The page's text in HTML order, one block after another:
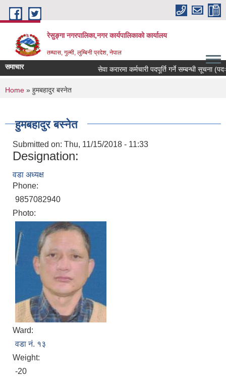
Skip to main content
रेसुङ्गा नगरपालिका,नगर कार्यपालिकाको कार्यालय
तम्घास, गुल्मी, लुम्बिनी प्रदेश, नेपाल
समाचार सेवा करारमा कर्मचारी पदपूर्ति गर्ने सम्बन्धी सूचना (पदः
You are here
Home » हुमबहादुर बस्नेत
हुमबहादुर बस्नेत
Submitted on: Thu, 11/15/2018 - 11:33
Designation:
वडा अध्यक्ष
Phone:
9857082940
Photo:
Ward:
वडा नं. १३
Weight:
-20